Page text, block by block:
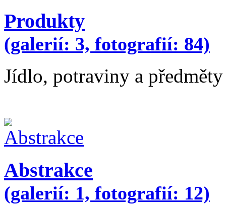
Produkty
(galerií: 3, fotografií: 84)
Jídlo, potraviny a
Abstrakce
(galerií: 1, fotografií: 12)